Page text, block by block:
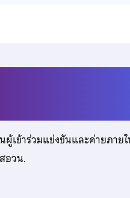
เข้าร่วมแข่งขันและค่ายภาย
อวน.